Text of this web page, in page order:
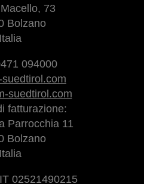
73
Bolzano
Italia
094000
suedtirol.com
fatturazione:
Parrocchia 11
Bolzano
Italia
02521490215